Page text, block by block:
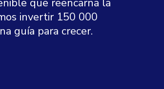
que reencarna la
invertir 150 000
guía para crecer.